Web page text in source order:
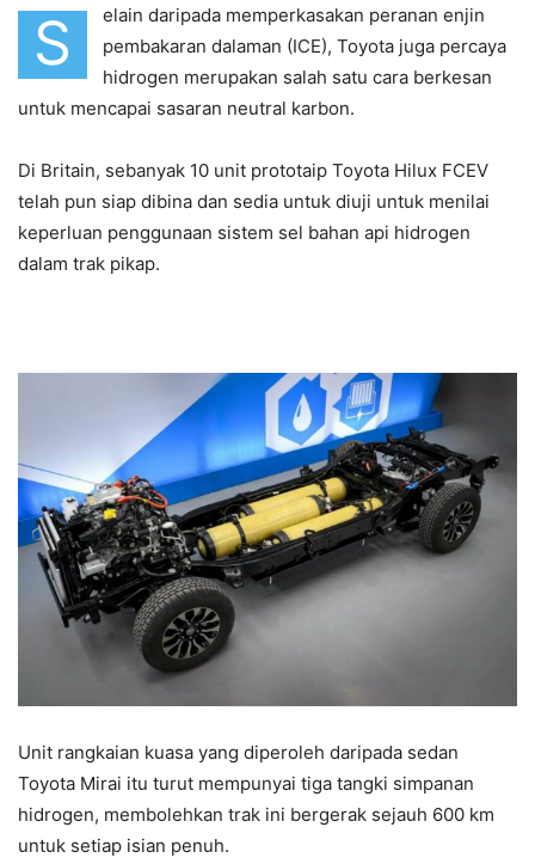
S
elain daripada memperkasakan peranan enjin
pembakaran dalaman (ICE), Toyota juga percaya
hidrogen merupakan salah satu cara berkesan
untuk mencapai sasaran neutral karbon.
Di Britain, sebanyak 10 unit prototaip Toyota Hilux FCEV
telah pun siap dibina dan sedia untuk diuji untuk menilai
keperluan penggunaan sistem sel bahan api hidrogen
dalam trak pikap.
Unit rangkaian kuasa yang diperoleh daripada sedan
Toyota Mirai itu turut mempunyai tiga tangki simpanan
hidrogen, membolehkan trak ini bergerak sejauh 600 km
untuk setiap isian penuh.